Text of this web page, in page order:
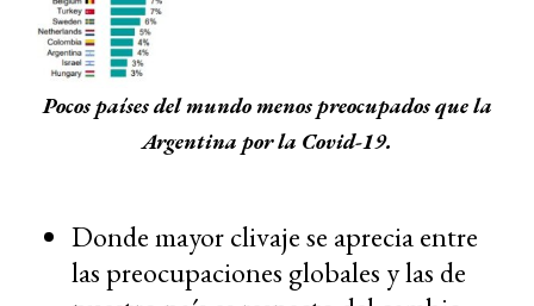
Pocos países del mundo menos preocupados que la
Argentina por la Covid-19.
Donde mayor clivaje se aprecia entre
las preocupaciones globales y las de